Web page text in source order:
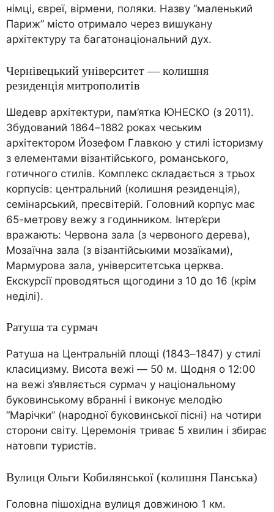
німці, євреї, вірмени, поляки. Назву “маленький
Париж” місто отримало через вишукану
архітектуру та багатонаціональний дух.
Чернівецький університет — колишня
резиденція митрополитів
Шедевр архітектури, пам’ятка ЮНЕСКО (з 2011).
Збудований 1864–1882 роках чеським
архітектором Йозефом Главкою у стилі історизму
з елементами візантійського, романського,
готичного стилів. Комплекс складається з трьох
корпусів: центральний (колишня резиденція),
семінарський, пресвітерій. Головний корпус має
65-метрову вежу з годинником. Інтер’єри
вражають: Червона зала (з червоного дерева),
Мозаїчна зала (з візантійськими мозаїками),
Мармурова зала, університетська церква.
Екскурсії проводяться щогодини з 10 до 16 (крім
неділі).
Ратуша та сурмач
Ратуша на Центральній площі (1843–1847) у стилі
класицизму. Висота вежі — 50 м. Щодня о 12:00
на вежі з’являється сурмач у національному
буковинському вбранні і виконує мелодію
“Марічки” (народної буковинської пісні) на чотири
сторони світу. Церемонія триває 5 хвилин і збирає
натовпи туристів.
Вулиця Ольги Кобилянської (колишня Панська)
Головна пішохідна вулиця довжиною 1 км.